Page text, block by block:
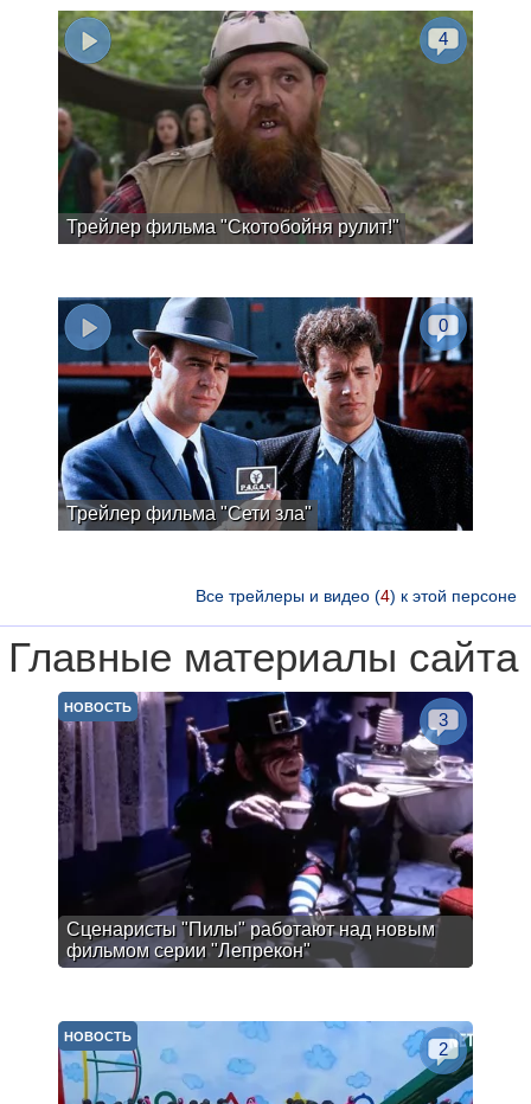
Трейлер фильма "Скотобойня рулит!"
4
Трейлер фильма "Сети зла"
0
Все трейлеры и видео (4) к этой персоне
Главные материалы сайта
Сценаристы "Пилы" работают над новым
фильмом серии "Лепрекон"
НОВОСТЬ
3
НОВОСТЬ
2